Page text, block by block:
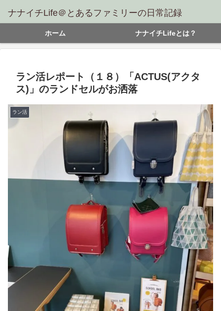
ナナイチLife＠とあるファミリーの日常記録
ホーム ナナイチLifeとは？
ラン活レポート（１８）「ACTUS(アクタ
ス)」のランドセルがお洒落
ラン活